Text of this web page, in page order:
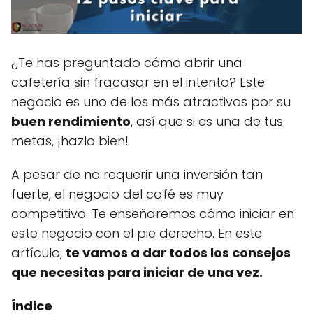
¿Te has preguntado cómo abrir una
cafetería sin fracasar en el intento? Este
negocio es uno de los más atractivos por su
buen rendimiento, así que si es una de tus
metas, ¡hazlo bien!
A pesar de no requerir una inversión tan
fuerte, el negocio del café es muy
competitivo. Te enseñaremos cómo iniciar en
este negocio con el pie derecho. En este
artículo, te vamos a dar todos los consejos
que necesitas para iniciar de una vez.
Índice